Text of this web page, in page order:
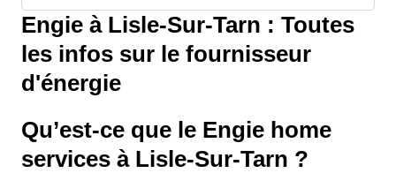
Engie à Lisle-Sur-Tarn : Toutes
les infos sur le fournisseur
d'énergie
Qu’est-ce que le Engie home
services à Lisle-Sur-Tarn ?